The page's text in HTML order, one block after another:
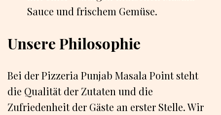
Sauce und frischem Gemüse.
Unsere Philosophie
Bei der Pizzeria Punjab Masala Point steht
die Qualität der Zutaten und die
Zufriedenheit der Gäste an erster Stelle. Wir